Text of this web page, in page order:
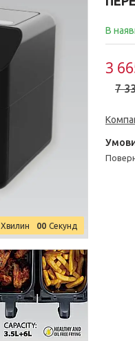
В
7
3
Хвилин 00 Секунд